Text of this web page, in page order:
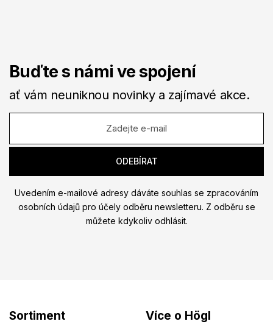
Buďte s námi ve spojení
ať vám neuniknou novinky a zajímavé akce.
Uvedením e-mailové adresy dáváte souhlas se zpracováním
osobních údajů pro účely odběru newsletteru. Z odběru se
můžete kdykoliv odhlásit.
Sortiment Více o Högl